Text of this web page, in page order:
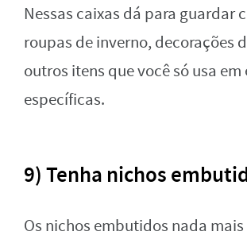
Nessas caixas dá para guardar
roupas de inverno, decorações
outros itens que você só usa em
específicas.
9) Tenha nichos
Os nichos embutidos nada